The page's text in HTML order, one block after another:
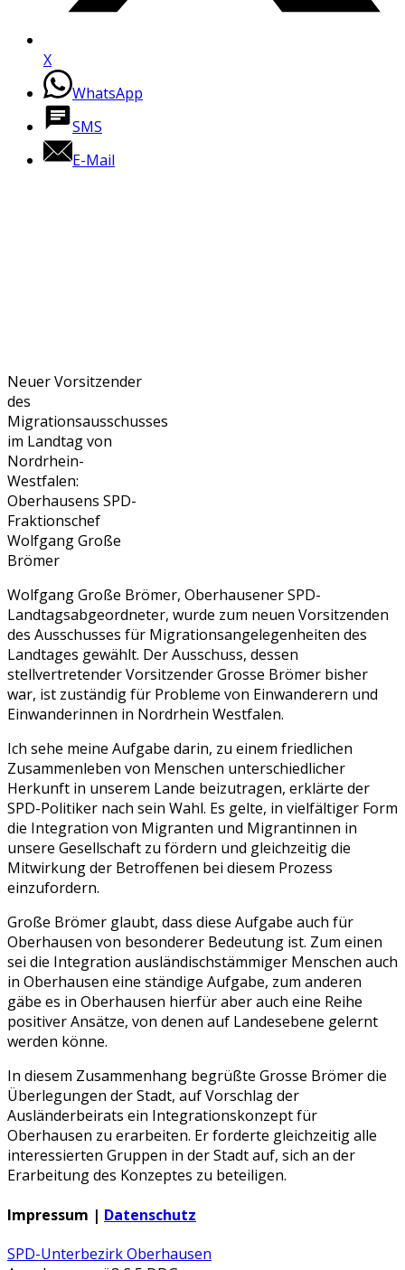
X
WhatsApp
SMS
E-Mail
Neuer Vorsitzender
des
Migrationsausschusses
im Landtag von
Nordrhein-
Westfalen:
Oberhausens SPD-
Fraktionschef
Wolfgang Große
Brömer
Wolfgang Große Brömer, Oberhausener SPD-
Landtagsabgeordneter, wurde zum neuen Vorsitzenden
des Ausschusses für Migrationsangelegenheiten des
Landtages gewählt. Der Ausschuss, dessen
stellvertretender Vorsitzender Grosse Brömer bisher
war, ist zuständig für Probleme von Einwanderern und
Einwanderinnen in Nordrhein Westfalen.
Ich sehe meine Aufgabe darin, zu einem friedlichen
Zusammenleben von Menschen unterschiedlicher
Herkunft in unserem Lande beizutragen, erklärte der
SPD-Politiker nach sein Wahl. Es gelte, in vielfältiger Form
die Integration von Migranten und Migrantinnen in
unsere Gesellschaft zu fördern und gleichzeitig die
Mitwirkung der Betroffenen bei diesem Prozess
einzufordern.
Große Brömer glaubt, dass diese Aufgabe auch für
Oberhausen von besonderer Bedeutung ist. Zum einen
sei die Integration ausländischstämmiger Menschen auch
in Oberhausen eine ständige Aufgabe, zum anderen
gäbe es in Oberhausen hierfür aber auch eine Reihe
positiver Ansätze, von denen auf Landesebene gelernt
werden könne.
In diesem Zusammenhang begrüßte Grosse Brömer die
Überlegungen der Stadt, auf Vorschlag der
Ausländerbeirats ein Integrationskonzept für
Oberhausen zu erarbeiten. Er forderte gleichzeitig alle
interessierten Gruppen in der Stadt auf, sich an der
Erarbeitung des Konzeptes zu beteiligen.
Impressum | Datenschutz
SPD-Unterbezirk Oberhausen